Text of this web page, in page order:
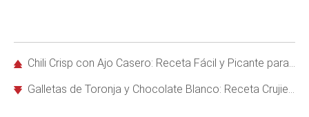
Chili Crisp con Ajo Casero: Receta Fácil y Picante para Tus Platos Favoritos
Galletas de Toronja y Chocolate Blanco: Receta Crujiente y Deliciosa de Yossy Arefi